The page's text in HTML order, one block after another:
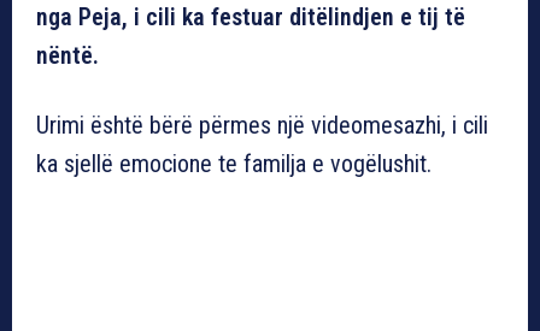
nga Peja, i cili ka festuar ditëlindjen e tij të
nëntë.
Urimi është bërë përmes një videomesazhi, i cili
ka sjellë emocione te familja e vogëlushit.